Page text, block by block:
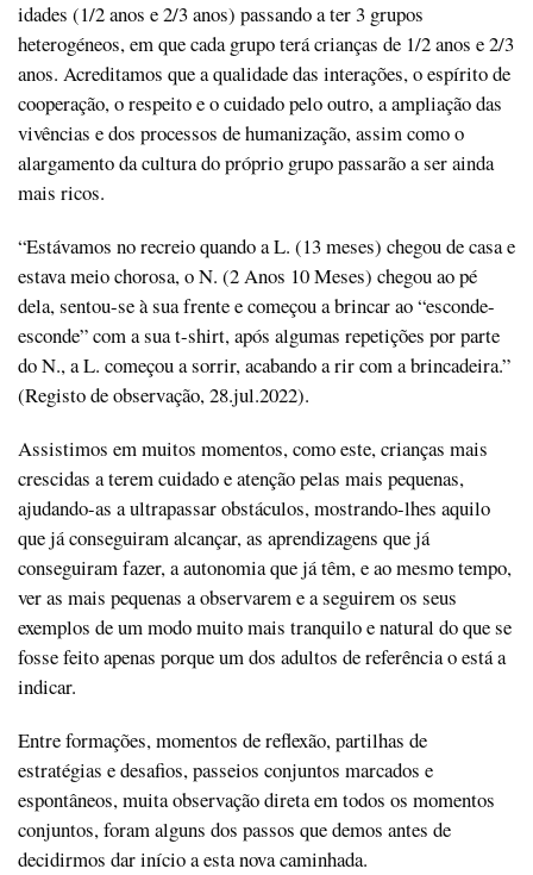
idades (1/2 anos e 2/3 anos) passando a ter 3 grupos
heterogéneos, em que cada grupo terá crianças de 1/2 anos e 2/3
anos. Acreditamos que a qualidade das interações, o espírito de
cooperação, o respeito e o cuidado pelo outro, a ampliação das
vivências e dos processos de humanização, assim como o
alargamento da cultura do próprio grupo passarão a ser ainda
mais ricos.
“Estávamos no recreio quando a L. (13 meses) chegou de casa e
estava meio chorosa, o N. (2 Anos 10 Meses) chegou ao pé
dela, sentou-se à sua frente e começou a brincar ao “esconde-
esconde” com a sua t-shirt, após algumas repetições por parte
do N., a L. começou a sorrir, acabando a rir com a brincadeira.”
(Registo de observação, 28.jul.2022).
Assistimos em muitos momentos, como este, crianças mais
crescidas a terem cuidado e atenção pelas mais pequenas,
ajudando-as a ultrapassar obstáculos, mostrando-lhes aquilo
que já conseguiram alcançar, as aprendizagens que já
conseguiram fazer, a autonomia que já têm, e ao mesmo tempo,
ver as mais pequenas a observarem e a seguirem os seus
exemplos de um modo muito mais tranquilo e natural do que se
fosse feito apenas porque um dos adultos de referência o está a
indicar.
Entre formações, momentos de reflexão, partilhas de
estratégias e desafios, passeios conjuntos marcados e
espontâneos, muita observação direta em todos os momentos
conjuntos, foram alguns dos passos que demos antes de
decidirmos dar início a esta nova caminhada.